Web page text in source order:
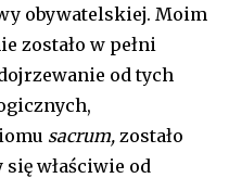
obywatelskiej. Moim
zostało w pełni
od tych
sacrum, zostało
właściwie od